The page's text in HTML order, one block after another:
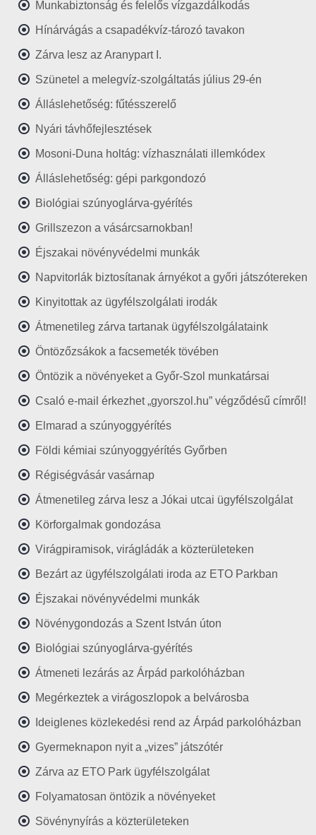
Munkabiztonság és felelős vízgazdálkodás
Hínárvágás a csapadékvíz-tározó tavakon
Zárva lesz az Aranypart I.
Szünetel a melegvíz-szolgáltatás július 29-én
Álláslehetőség: fűtésszerelő
Nyári távhőfejlesztések
Mosoni-Duna holtág: vízhasználati illemkódex
Álláslehetőség: gépi parkgondozó
Biológiai szúnyoglárva-gyérítés
Grillszezon a vásárcsarnokban!
Éjszakai növényvédelmi munkák
Napvitorlák biztosítanak árnyékot a győri játszótereken
Kinyitottak az ügyfélszolgálati irodák
Átmenetileg zárva tartanak ügyfélszolgálataink
Öntözőzsákok a facsemeték tövében
Öntözik a növényeket a Győr-Szol munkatársai
Csaló e-mail érkezhet „gyorszol.hu” végződésű címről!
Elmarad a szúnyoggyérítés
Földi kémiai szúnyoggyérítés Győrben
Régiségvásár vasárnap
Átmenetileg zárva lesz a Jókai utcai ügyfélszolgálat
Körforgalmak gondozása
Virágpiramisok, virágládák a közterületeken
Bezárt az ügyfélszolgálati iroda az ETO Parkban
Éjszakai növényvédelmi munkák
Növénygondozás a Szent István úton
Biológiai szúnyoglárva-gyérítés
Átmeneti lezárás az Árpád parkolóházban
Megérkeztek a virágoszlopok a belvárosba
Ideiglenes közlekedési rend az Árpád parkolóházban
Gyermeknapon nyit a „vizes” játszótér
Zárva az ETO Park ügyfélszolgálat
Folyamatosan öntözik a növényeket
Sövénynyírás a közterületeken